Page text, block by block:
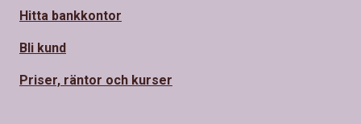
Hitta bankkontor
Bli kund
Priser, räntor och kurser